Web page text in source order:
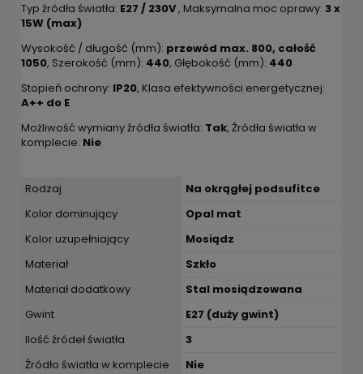
Typ źródła światła: E27 / 230V, Maksymalna moc oprawy: 3 x
15W (max)
Wysokość / długość (mm): przewód max. 800, całość
1050, Szerokość (mm): 440, Głębokość (mm): 440
Stopień ochrony: IP20, Klasa efektywności energetycznej:
A++ do E
Możliwość wymiany źródła światła: Tak, Źródła światła w
komplecie: Nie
Rodzaj
Na okrągłej podsufitce
Kolor dominujący
Opal mat
Kolor uzupełniający
Mosiądz
Materiał
Szkło
Materiał dodatkowy
Stal mosiądzowana
Gwint
E27 (duży gwint)
Ilość źródeł światła
3
Źródło światła w komplecie
Nie